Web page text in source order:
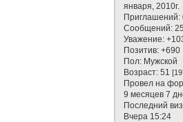
января, 2010г.
Приглашений:
Сообщений:
Уважение:
Позитив: +690
Пол: Мужской
Возраст: 51
Провел на
9 месяцев 7
Последний
Вчера 15:24